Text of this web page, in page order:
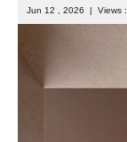
Jun 12 , 2026 | Views :